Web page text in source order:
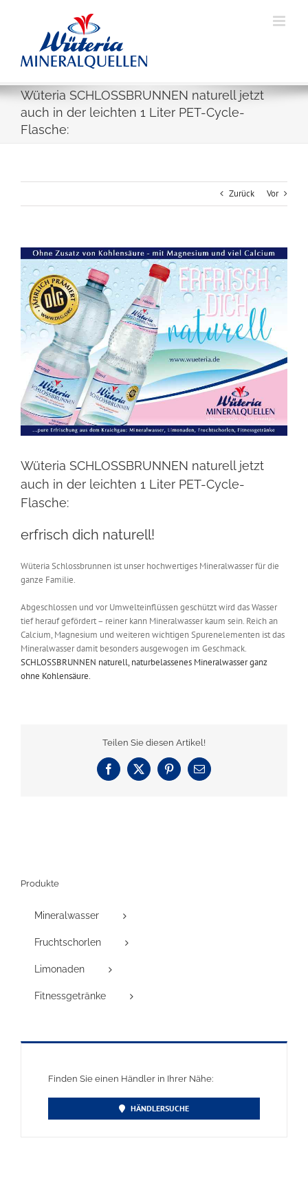
Wüteria SCHLOSSBRUNNEN naturell jetzt
auch in der leichten 1 Liter PET-Cycle-
Flasche:
Zurück Vor
Zeige
grösseres
Bild
Wüteria SCHLOSSBRUNNEN naturell jetzt
auch in der leichten 1 Liter PET-Cycle-
Flasche:
erfrisch dich naturell!
Wüteria Schlossbrunnen ist unser hochwertiges Mineralwasser für die
ganze Familie.
Abgeschlossen und vor Umwelteinflüssen geschützt wird das Wasser
tief herauf gefördert – reiner kann Mineralwasser kaum sein. Reich an
Calcium, Magnesium und weiteren wichtigen Spurenelementen ist das
Mineralwasser damit besonders ausgewogen im Geschmack.
SCHLOSSBRUNNEN naturell, naturbelassenes Mineralwasser ganz
ohne Kohlensäure.
Teilen Sie diesen Artikel!
Facebook
X PinterestE-
Produkte
Mineralwasser
Fruchtschorlen
Limonaden
Fitnessgetränke
Finden Sie einen Händler in Ihrer Nähe:
HÄNDLERSUCHE